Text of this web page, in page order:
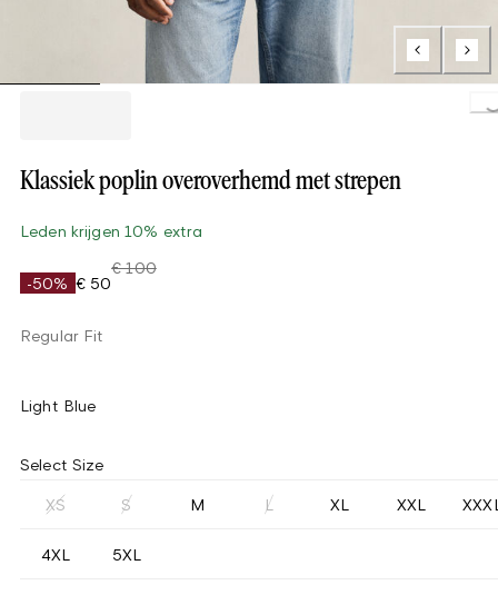
Klassiek poplin overoverhemd met strepen
Leden krijgen 10% extra
-50% € 50
€ 100
Regular Fit
Light Blue
Select Size
XS S M L XL XXL
4XL 5XL